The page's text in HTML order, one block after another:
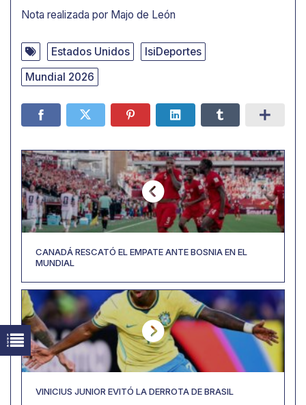
Nota realizada por Majo de León
Estados Unidos
IsiDeportes
Mundial 2026
CANADÁ RESCATÓ EL EMPATE ANTE BOSNIA EN EL
MUNDIAL
VINICIUS JUNIOR EVITÓ LA DERROTA DE BRASIL